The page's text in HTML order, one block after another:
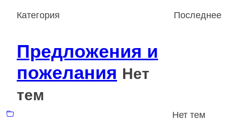
Категория Последнее
Предложения и
пожелания Нет
тем
Нет тем